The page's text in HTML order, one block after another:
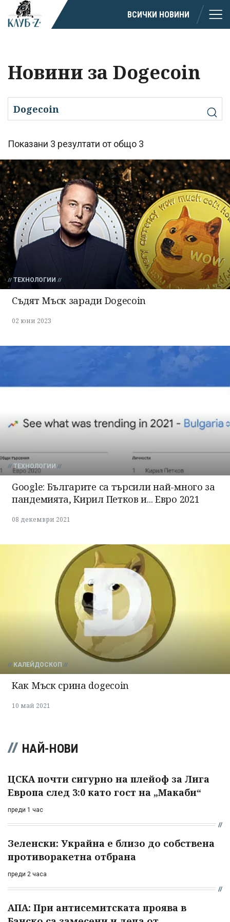
Успешно
излязохте от
профила си!
ВСИЧКИ НОВИНИ
Новини за Dogecoin
Показани 3 резултати от общо 3
ТЕХНОЛОГИИ
Съдят Мъск заради Dogecoin
02 юни 2023
ТЕХНОЛОГИИ
Google: Българите са търсили най-много за
пандемията, Кирил Петков и... Евро 2021
08 декември 2021
КАЛЕЙДОСКОП
Как Мъск срина dogecoin
10 май 2021
НАЙ-НОВИ
ЦСКА почти сигурно на плейоф за Лига
Европа след 3:0 като гост на „Макаби“
преди 1 час
Зеленски: Украйна е близо до собствена
противоракетна отбрана
преди 2 часа
АПА: При антисемитската проява в